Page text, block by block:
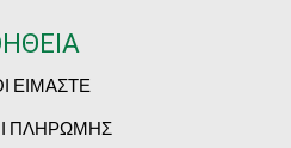
ΕΙΜΑΣΤΕ
ΠΛΗΡΩΜΗΣ